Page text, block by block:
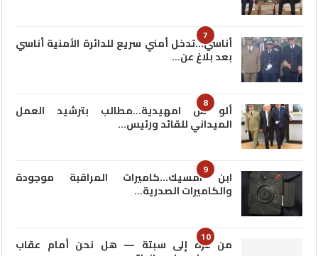
7
أناسي…تدخل أمني سريع للدائرة الأمنية أناسي
بعد بلاغ عن…
8
ألو س امهيدية…مطالب بترشيد العمل
الميداني للقائد ورئيس…
9
ابن امسيك…كاميرات المراقبة موجودة
والكاميرات الصدرية…
10
من غزة إلى سبتة — هل نحن أمام عقاب